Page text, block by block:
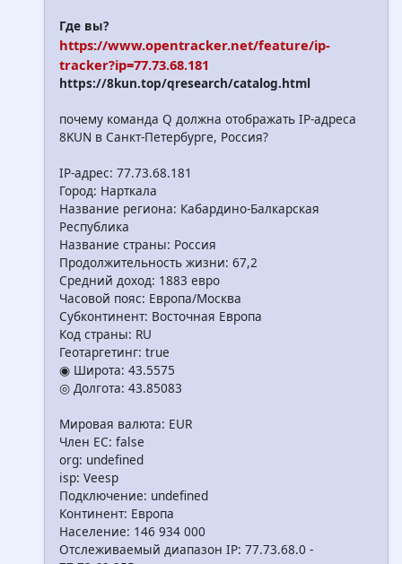
Где вы?
https://www.opentracker.net/feature/ip-
tracker?ip=77.73.68.181
https://8kun.top/qresearch/catalog.html
почему команда Q должна отображать IP-адреса
8KUN в Санкт-Петербурге, Россия?
IP-адрес: 77.73.68.181
Город: Нарткала
Название региона: Кабардино-Балкарская
Республика
Название страны: Россия
Продолжительность жизни: 67,2
Средний доход: 1883 евро
Часовой пояс: Европа/Москва
Субконтинент: Восточная Европа
Код страны: RU
Геотаргетинг: true
◉ Широта: 43.5575
◎ Долгота: 43.85083
Мировая валюта: EUR
Член ЕС: false
org: undefined
isp: Veesp
Подключение: undefined
Континент: Европа
Население: 146 934 000
Отслеживаемый диапазон IP: 77.73.68.0 -